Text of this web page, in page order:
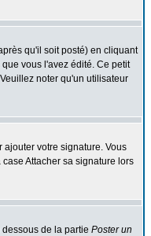
qu'il soit posté) en cliquant
vous l'avez édité. Ce petit
noter qu'un utilisateur
ajouter votre signature. Vous
Attacher sa signature lors
de la partie Poster un